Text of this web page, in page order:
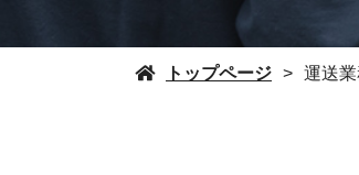
トップページ 運送